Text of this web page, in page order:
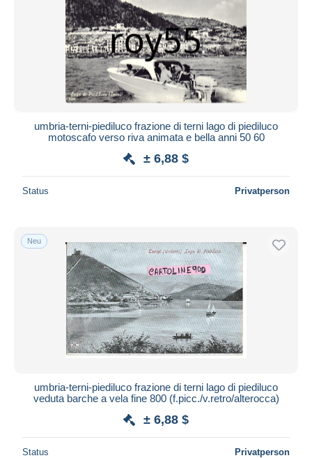
umbria-terni-piediluco frazione di terni lago di piediluco
motoscafo verso riva animata e bella anni 50 60
± 6,88 $
Status Privatperson
Neu
umbria-terni-piediluco frazione di terni lago di piediluco
veduta barche a vela fine 800 (f.picc./v.retro/alterocca)
± 6,88 $
Status Privatperson